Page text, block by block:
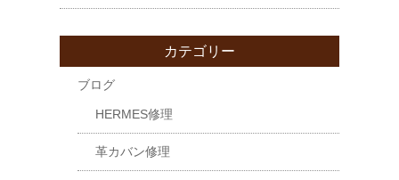
カテゴリー
ブログ
HERMES修理
革カバン修理